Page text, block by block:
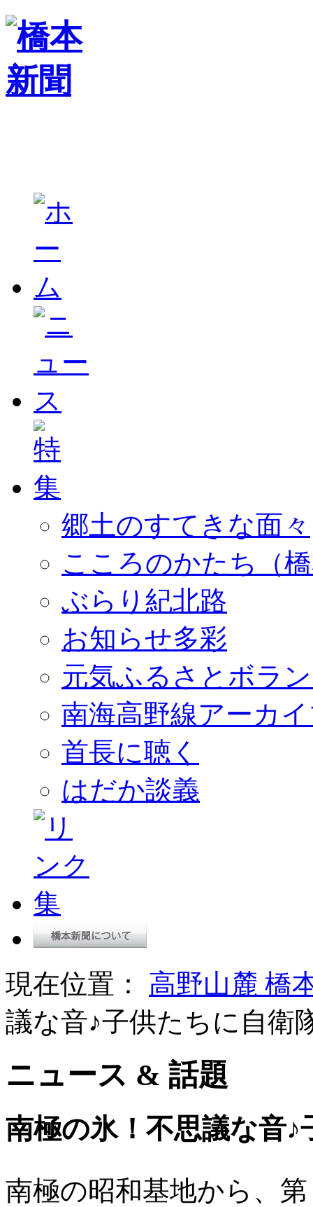
郷土のすてきな面々
こころのかたち（
ぶらり紀北路
お知らせ多彩
元気ふるさとボラ
南海高野線アーカ
首長に聴く
はだか談義
現在位置： 高野山麓 橋
議な音♪子供たちに自衛
ニュース & 話題
南極の氷！不思議な音
南極の昭和基地から、